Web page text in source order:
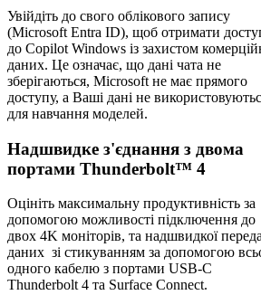
Увійдіть до свого облікового запису
(Microsoft Entra ID), щоб отримати
до Copilot Windows із захистом
даних. Це означає, що дані чата не
зберігаються, Microsoft не має прямого
доступу, а Ваші дані не
для навчання моделей.
Надшвидке з'єднання з двома
портами Thunderbolt™ 4
Оцініть максимальну продуктивність за
допомогою можливості підключення до
двох 4K моніторів, та надшвидкої
даних зі стикуванням за допомогою
одного кабелю з портами USB-C
Thunderbolt 4 та Surface Connect.